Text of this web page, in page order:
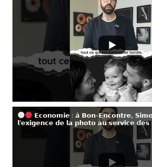
𝗘𝗰𝗼𝗻𝗼𝗺𝗶𝗲 : 𝗮̀ 𝗕𝗼𝗻-𝗘𝗻𝗰𝗼𝗻𝘁𝗿𝗲,
𝗹’𝗲𝘅𝗶𝗴𝗲𝗻𝗰𝗲 𝗱𝗲 𝗹𝗮 𝗽𝗵𝗼𝘁𝗼 𝗮𝘂 𝘀𝗲𝗿𝘃𝗶𝗰𝗲 𝗱𝗲𝘀